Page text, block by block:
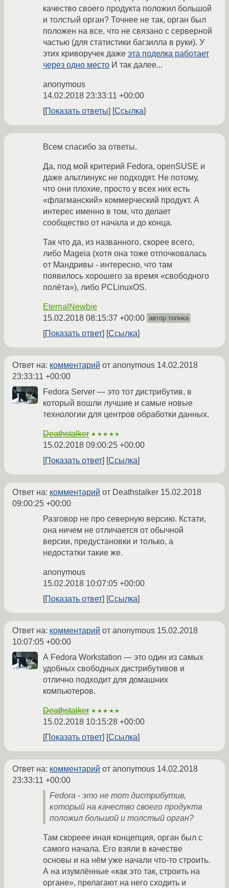
качество своего продукта положил большой
и толстый орган? Точнее не так, орган был
положен на все, что не связано с серверной
частью (для статистики багзилла в руки). У
этих криворучек даже эта поделка работает
через одно место И так далее...
anonymous
14.02.2018 23:33:11 +00:00
Показать ответы
Ссылка
Всем спасибо за ответы.
Да, под мой критерий Fedora, openSUSE и
даже альтлинукс не подходят. Не потому,
что они плохие, просто у всех них есть
«флагманский» коммерческий продукт. А
интерес именно в том, что делает
сообщество от начала и до конца.
Так что да, из названного, скорее всего,
либо Mageia (хотя она тоже отпочковалась
от Мандривы - интересно, что там
появилось хорошего за время «свободного
полёта»), либо PCLinuxOS.
EternalNewbie
15.02.2018 08:15:37 +00:00 автор топика
Показать ответ Ссылка
Ответ на: комментарий от anonymous 14.02.2018
23:33:11 +00:00
Fedora Server — это тот дистрибутив, в
который вошли лучшие и самые новые
технологии для центров обработки данных.
Deathstalker ★★★★★
15.02.2018 09:00:25 +00:00
Показать ответ
Ссылка
Ответ на: комментарий от Deathstalker 15.02.2018
09:00:25 +00:00
Разговор не про северную версию. Кстати,
она ничем не отличается от обычной
версии, предустановки и только, а
недостатки такие же.
anonymous
15.02.2018 10:07:05 +00:00
Показать ответ
Ссылка
Ответ на: комментарий от anonymous 15.02.2018
10:07:05 +00:00
А Fedora Workstation — это один из самых
удобных свободных дистрибутивов и
отлично подходит для домашних
компьютеров.
Deathstalker ★★★★★
15.02.2018 10:15:28 +00:00
Показать ответ
Ссылка
Ответ на: комментарий от anonymous 14.02.2018
23:33:11 +00:00
Fedora - это не тот дистрибутив,
который на качество своего продукта
положил большой и толстый орган?
Там скореее иная концепция, орган был с
самого начала. Его взяли в качестве
основы и на нём уже начали что-то строить.
А на изумлённые «как это так, строить на
органе», прелагают на него сходить и